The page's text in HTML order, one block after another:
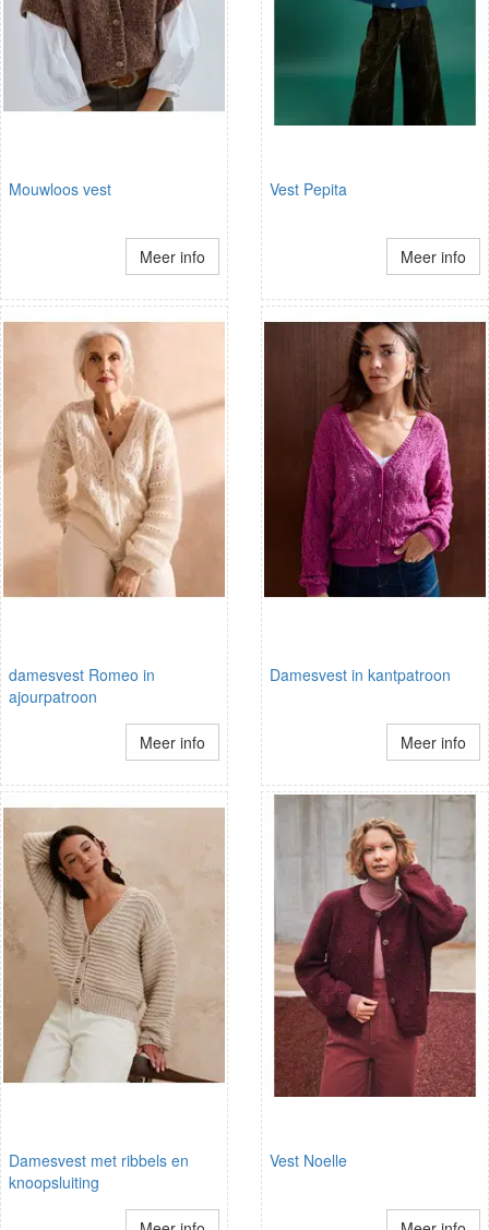
Mouwloos vest
Meer info
Vest Pepita
Meer info
damesvest Romeo in
ajourpatroon
Meer info
Damesvest in kantpatroon
Meer info
Damesvest met ribbels en
knoopsluiting
Vest Noelle